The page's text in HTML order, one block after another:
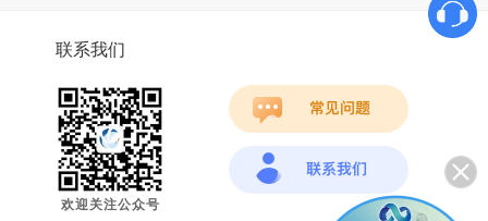
联系我们
欢迎关注公众号